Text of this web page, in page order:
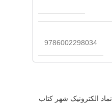
9786002298034